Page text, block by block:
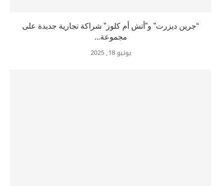
“جرين ديزرت” و”أتش أم كلوز” شراكة تجارية جديدة على
مجموعة...
يونيو 18, 2025